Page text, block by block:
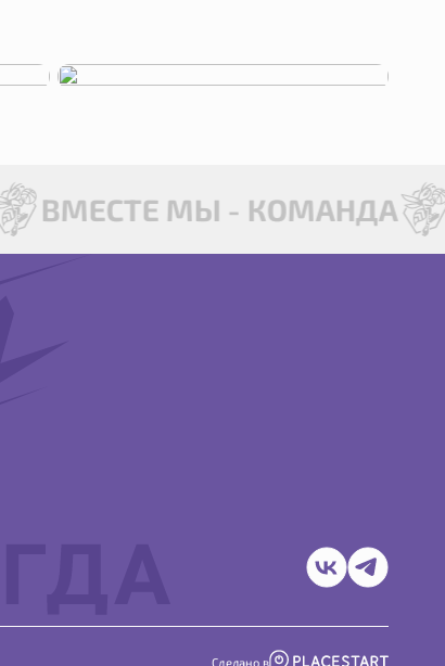
ВМЕСТЕ МЫ - КОМАНДА
Сделано в